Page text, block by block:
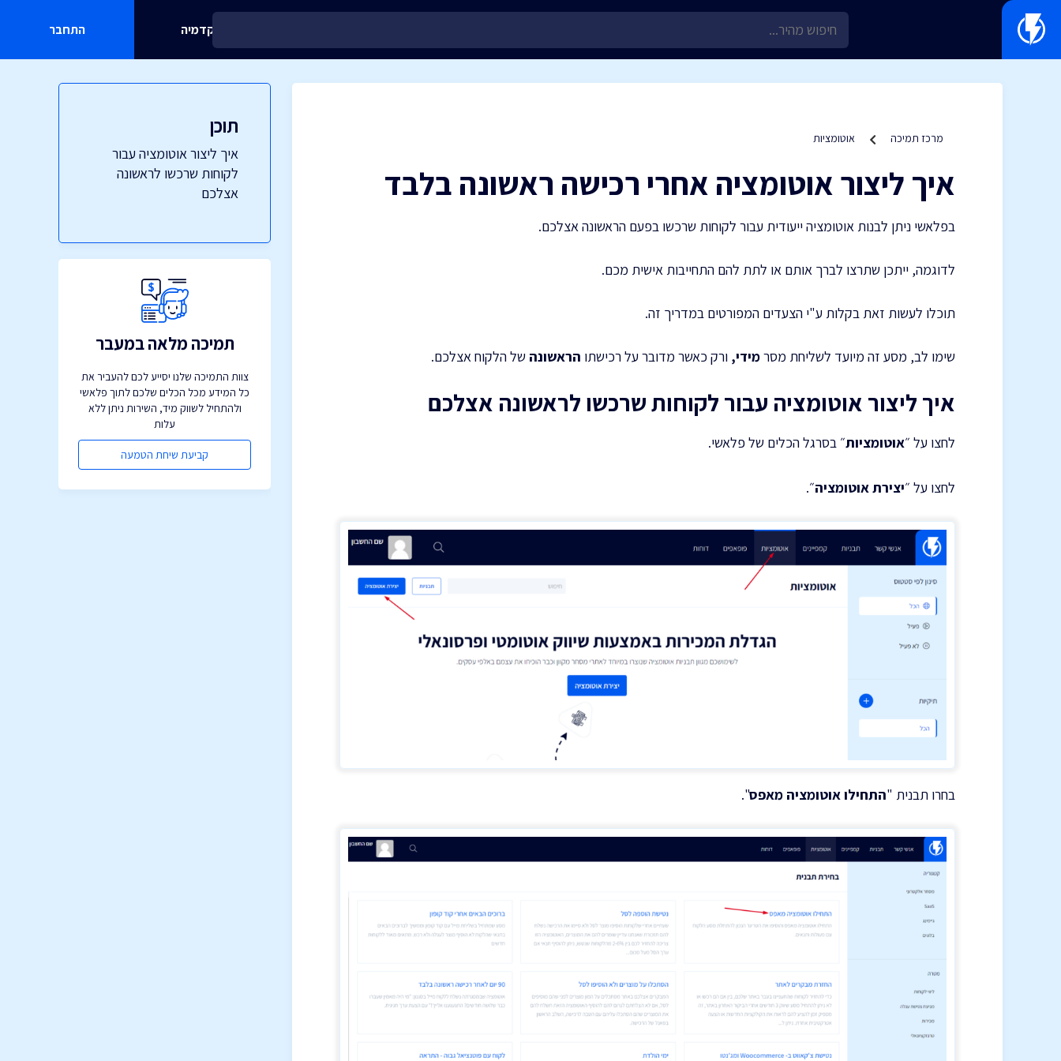
אקדמיה התחבר
מרכז תמיכה אוטומציות
איך ליצור אוטומציה אחרי רכישה ראשונה בלבד
בפלאשי ניתן לבנות אוטומציה ייעודית עבור לקוחות שרכשו בפעם הראשונה אצלכם.
לדוגמה, ייתכן שתרצו לברך אותם או לתת להם התחייבות אישית מכם.
תוכלו לעשות זאת בקלות ע"י הצעדים המפורטים במדריך זה.
שימו לב, מסע זה מיועד לשליחת מסרמידי, ורק כאשר מדובר על רכישתו הראשונה של הלקוח אצלכם.
איך ליצור אוטומציה עבור לקוחות שרכשו לראשונה אצלכם
לחצו על ״אוטומציות״ בסרגל הכלים של פלאשי.
לחצו על ״יצירת אוטומציה״.
בחרו תבנית "התחילו אוטומציה מאפס".
תוכן
איך ליצור אוטומציה עבור
לקוחות שרכשו לראשונה
אצלכם
תמיכה מלאה במעבר
צוות התמיכה שלנו יסייע לכם להעביר את
כל המידע מכל הכלים שלכם לתוך פלאשי
ולהתחיל לשווק מיד, השירות ניתן ללא
עלות
קביעת שיחת הטמעה